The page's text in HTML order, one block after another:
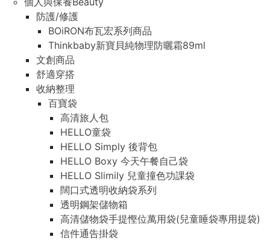
防護/修護
BOiRON布瓦宏系列商品
Thinkbaby新寶貝純物理防曬霜89ml
文創商品
舒適穿搭
收納整理
百寶袋
高清旅人包
HELLO童袋
HELLO Simply 後背包
HELLO Boxy 今天午餐自己袋
HELLO Slimily 兒童撞色功課袋
闊口式透明收納袋系列
透明鋼架儲物箱
高清儲物袋手提慳位萬用袋(兒童睡袋專用提袋)
信件通告掛袋